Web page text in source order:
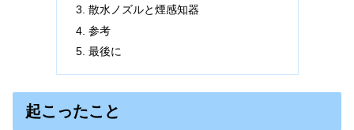
散水ノズルと煙感知器
参考
最後に
起こったこと